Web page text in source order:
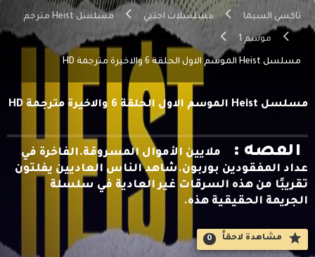
تاكسي السيما مسلسلات اجنبي مسلسل Heist مترجم
موسم 1
مسلسل Heist الموسم الاول الحلقة 6 والاخيرة مترجمة HD
مسلسل Heist الموسم الاول الحلقة 6 والاخيرة مترجمة HD
القصه :
ملايين الأموال المسروقة.الفاخرة في
عداد المفقودين بوربون.شاهد الناس العاديين يفلتون
تقريبًا من هذه السرقات غير العادية في سلسلة
الجريمة الحقيقية هذه.
مشاهدة لاحقاََ 0